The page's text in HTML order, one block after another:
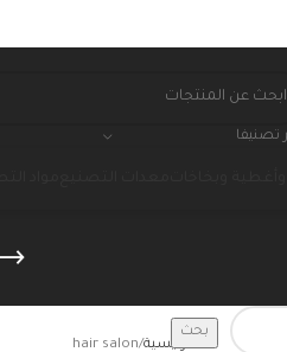
تصنيفا
بحث
الرئيسية hair salon